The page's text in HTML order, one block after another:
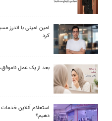
امین امینی با اندرز
کرد
بعد از یک عمل
استعلام آنلاین خدمات
دهیم؟